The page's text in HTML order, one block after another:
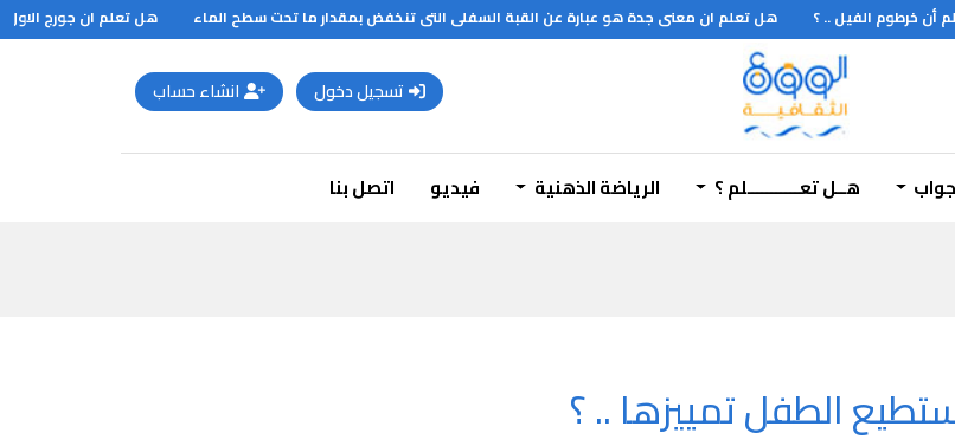
أن خرطوم الفيل .. ؟ هل تعلم ان معنى جدة هو عبارة عن القبة السفلى التى تنخفض بمقدار ما تحت سطح الماء
هل تعلم ان جورج الاول
تسجيل دخول انشاء حساب
هــل تعـــــــــــلم ؟ الرياضة الذهنية فيديو اتصل بنا
الطفل تمييزها .. ؟